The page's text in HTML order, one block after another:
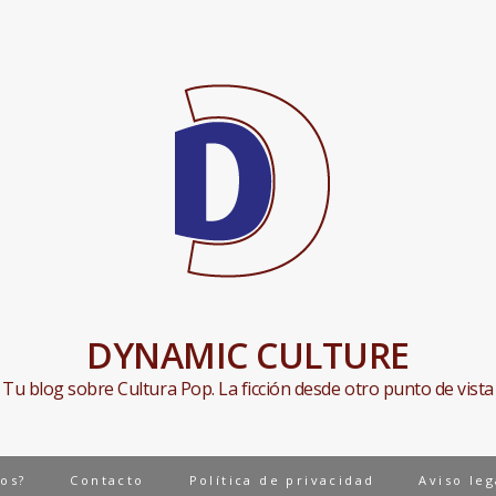
DYNAMIC CULTURE
Tu blog sobre Cultura Pop. La ficción desde otro punto de vista
Contacto Política de privacidad Aviso